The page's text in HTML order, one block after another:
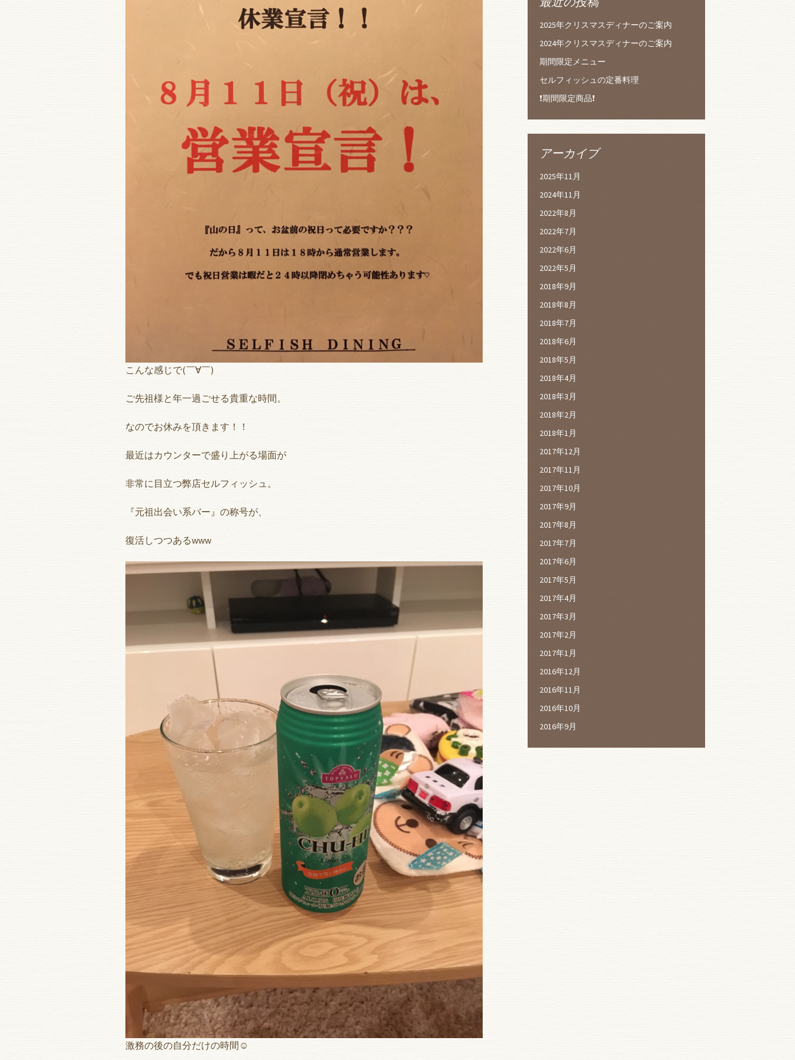
こんな感じで(￣∀￣)
ご先祖様と年一過ごせる貴重な時間。
なのでお休みを頂きます！！
最近はカウンターで盛り上がる場面が
非常に目立つ弊店セルフィッシュ。
『元祖出会い系バー』の称号が、
復活しつつあるwww
激務の後の自分だけの時間☺︎
2025年クリスマスディナーのご案内
2024年クリスマスディナーのご案内
期間限定メニュー
セルフィッシュの定番料理
❗️期間限定商品❗️
アーカイブ
2025年11月
2024年11月
2022年8月
2022年7月
2022年6月
2022年5月
2018年9月
2018年8月
2018年7月
2018年6月
2018年5月
2018年4月
2018年3月
2018年2月
2018年1月
2017年12月
2017年11月
2017年10月
2017年9月
2017年8月
2017年7月
2017年6月
2017年5月
2017年4月
2017年3月
2017年2月
2017年1月
2016年12月
2016年11月
2016年10月
2016年9月